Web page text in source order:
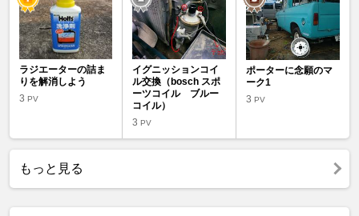
ラジエーターの詰ま
りを解消しよう
3 PV
イグニッションコイ
ル交換（bosch スポ
ーツコイル ブルー
コイル）
3PV
ポーターに念願のマ
ーク1
3 PV
もっと見る